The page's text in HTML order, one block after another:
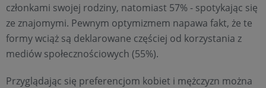
członkami swojej rodziny, natomiast 57% - spotykając się
ze znajomymi. Pewnym optymizmem napawa fakt, że te
formy wciąż są deklarowane częściej od korzystania z
mediów społecznościowych (55%).
Przyglądając się preferencjom kobiet i mężczyzn można